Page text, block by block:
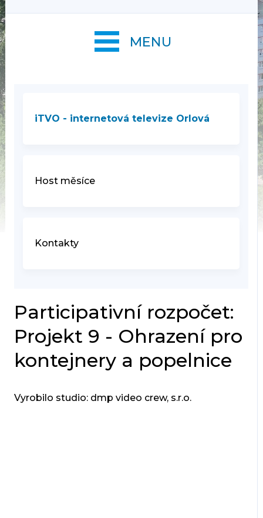
iTVO - internetová televize Orlová
Host měsíce
Kontakty
Participativní rozpočet:
Projekt 9 - Ohrazení pro
kontejnery a popelnice
Vyrobilo studio: dmp video crew, s.r.o.
MENU